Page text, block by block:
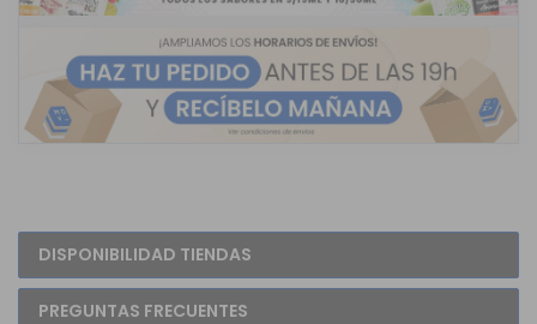
DISPONIBILIDAD TIENDAS
PREGUNTAS FRECUENTES